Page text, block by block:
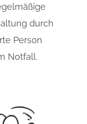
durch
Person
Notfall.